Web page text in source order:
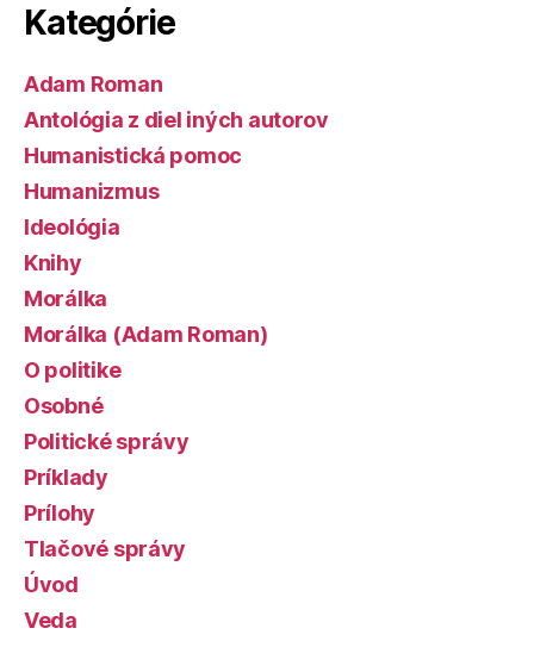
Kategórie
Adam Roman
Antológia z diel iných autorov
Humanistická pomoc
Humanizmus
Ideológia
Knihy
Morálka
Morálka (Adam Roman)
O politike
Osobné
Politické správy
Príklady
Prílohy
Tlačové správy
Úvod
Veda